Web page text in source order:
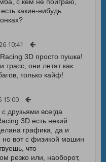
какие-нибудь
10:41
3D просто пушка!
трасс, они летят как
только кайф!
15:00
друзьями всегда
3D есть некий
графика, да и
но вот с физикой машин
что
резко или, наоборот,